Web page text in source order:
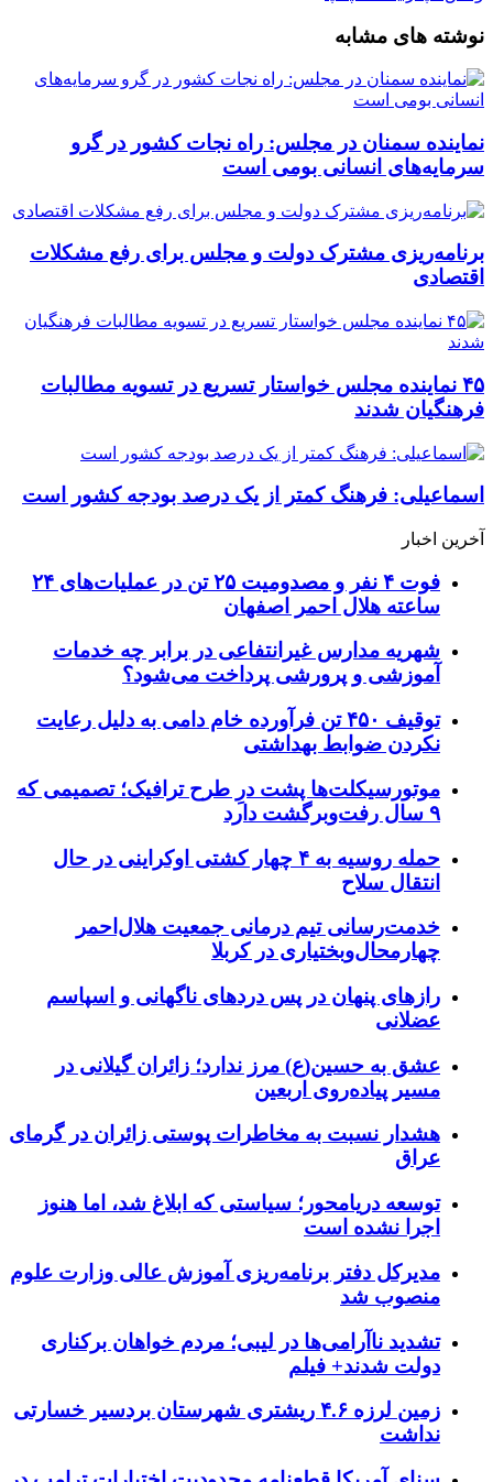
نوشته های مشابه
نماینده سمنان در مجلس: راه نجات کشور در گرو
سرمایه‌های انسانی بومی است
برنامه‌ریزی مشترک دولت و مجلس برای رفع مشکلات
اقتصادی
۴۵ نماینده مجلس خواستار تسریع در تسویه مطالبات
فرهنگیان شدند
اسماعیلی: فرهنگ کمتر از یک درصد بودجه کشور است
آخرین اخبار
فوت ۴ نفر و مصدومیت ۲۵ تن در عملیات‌های ۲۴
ساعته هلال احمر اصفهان
شهریه مدارس غیرانتفاعی در برابر چه خدمات
آموزشی و پرورشی پرداخت می‌شود؟
توقیف ۴۵۰ تن فرآورده خام دامی به دلیل رعایت
نکردن ضوابط بهداشتی
موتورسیکلت‌ها پشت درِ طرح ترافیک؛ تصمیمی که
۹ سال رفت‌وبرگشت دارد
حمله روسیه به ۴ چهار کشتی اوکراینی در حال
انتقال سلاح
خدمت‌رسانی تیم درمانی جمعیت هلال‌احمر
چهارمحال‌وبختیاری در کربلا
رازهای پنهان در پس دردهای ناگهانی و اسپاسم
عضلانی
عشق به حسین(ع) مرز ندارد؛ زائران گیلانی در
مسیر پیاده‌روی اربعین
هشدار نسبت به مخاطرات پوستی زائران در گرمای
عراق
توسعه دریامحور؛ سیاستی که ابلاغ شد، اما هنوز
اجرا نشده است
مدیرکل دفتر برنامه‌ریزی آموزش عالی وزارت علوم
منصوب شد
تشدید ناآرامی‌ها در لیبی؛ مردم خواهان برکناری
دولت شدند+ فیلم
زمین لرزه ۴.۶ ریشتری شهرستان بردسیر خسارتی
نداشت